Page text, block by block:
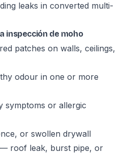
leaks in converted multi-
inspección de moho
patches on walls, ceilings,
odour in one or more
symptoms or allergic
or swollen drywall
roof leak, burst pipe, or